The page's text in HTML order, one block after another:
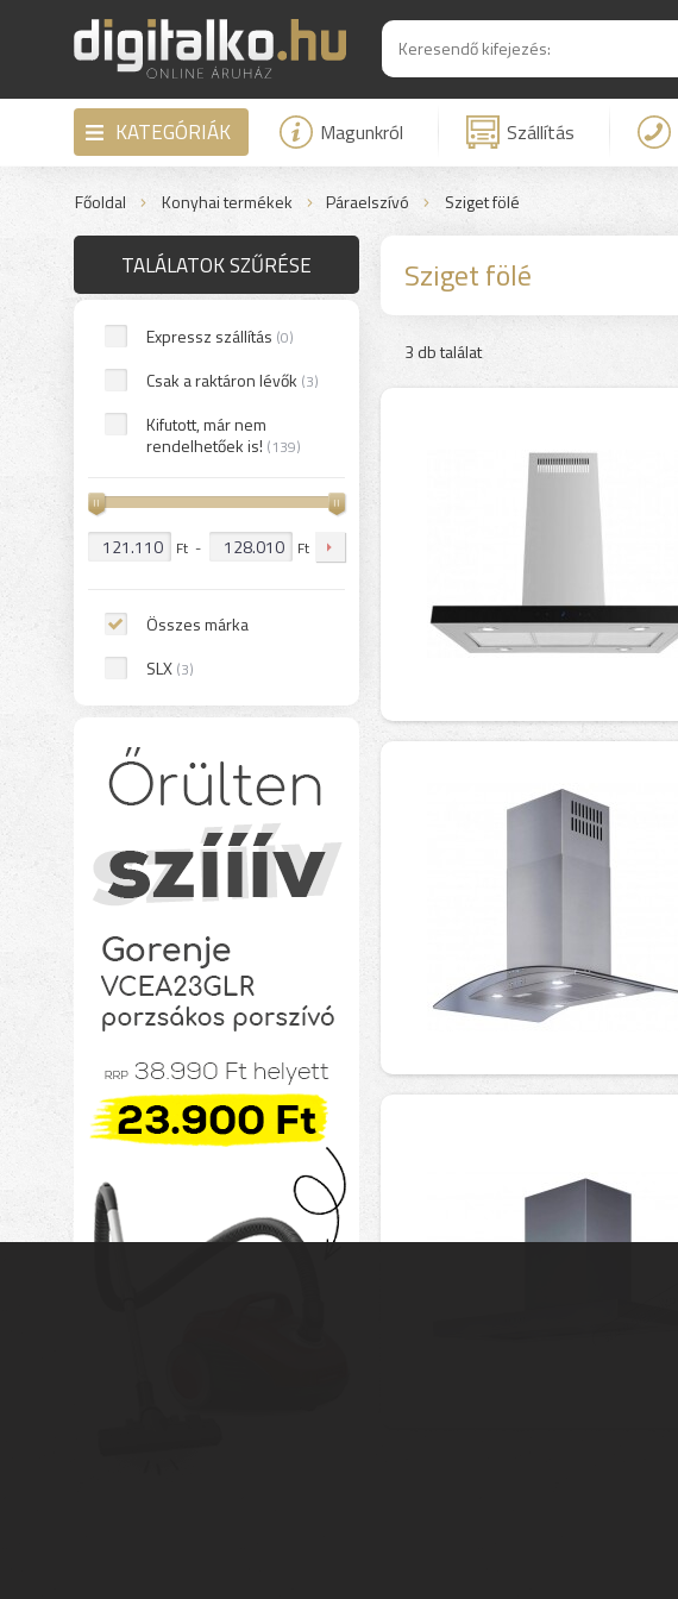
KATEGÓRIÁK Magunkról Szállítás
Főoldal Konyhai termékek Páraelszívó Sziget fölé
TALÁLATOK SZŰRÉSE
Expressz szállítás (0)
Csak a raktáron lévők (3)
Kifutott, már nem
rendelhetőek is! (139)
Ft - Ft
Összes márka
SLX (3)
Sziget fölé
3 db találat